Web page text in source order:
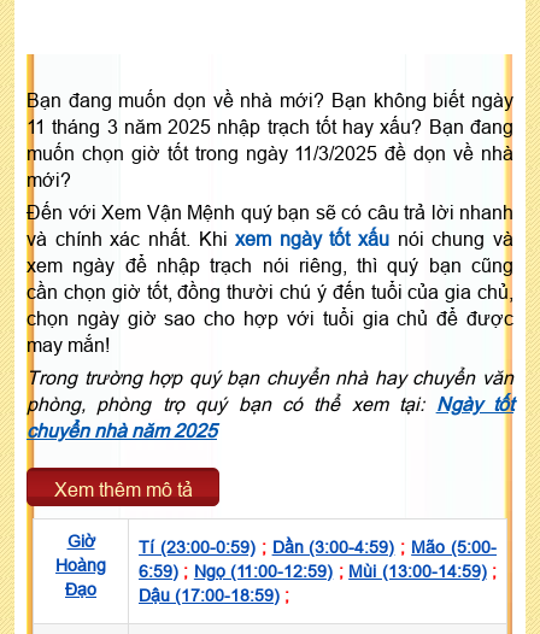
Bạn đang muốn dọn về nhà mới? Bạn không biết ngày
11 tháng 3 năm 2025 nhập trạch tốt hay xấu? Bạn đang
muốn chọn giờ tốt trong ngày 11/3/2025 đề dọn về nhà
mới?
Đến với Xem Vận Mệnh quý bạn sẽ có câu trả lời nhanh
và chính xác nhất. Khixem ngày tốt xấu nói chung và
xem ngày để nhập trạch nói riêng, thì quý bạn cũng
cần chọn giờ tốt, đồng thười chú ý đến tuổi của gia chủ,
chọn ngày giờ sao cho hợp với tuổi gia chủ để được
may mắn!
Trong trường hợp quý bạn chuyển nhà hay chuyển văn
phòng, phòng trọ quý bạn có thể xem tại: Ngày tốt
chuyển nhà năm 2025
Xem thêm mô tả
Giờ
Hoàng
Đạo
Tí (23:00-0:59); Dần (3:00-4:59) ; Mão (5:00-
6:59) ; Ngọ (11:00-12:59) ; Mùi (13:00-14:59);
Dậu (17:00-18:59) ;